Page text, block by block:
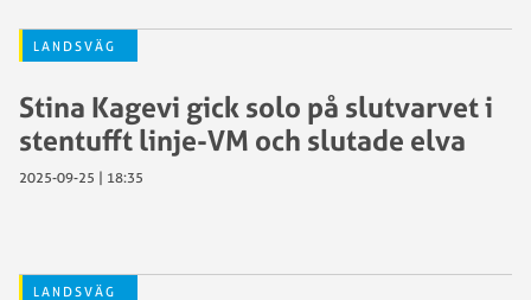
LANDSVÄG
Stina Kagevi gick solo på slutvarvet i
stentufft linje-VM och slutade elva
2025-09-25 | 18:35
LANDSVÄG